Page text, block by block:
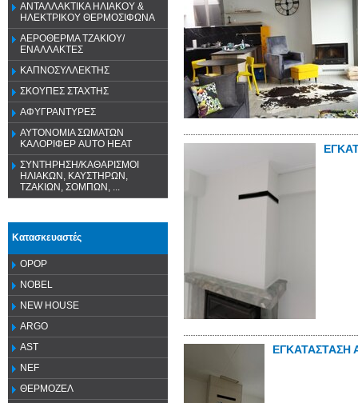
ΑΝΤΑΛΛΑΚΤΙΚΑ ΗΛΙΑΚΟΥ &
ΗΛΕΚΤΡΙΚΟΥ ΘΕΡΜΟΣΙΦΩΝΑ
ΑΕΡΟΘΕΡΜΑ ΤΖΑΚΙΟΥ/
ΕΝΑΛΛΑΚΤΕΣ
ΚΑΠΝΟΣΥΛΛΕΚΤΗΣ
ΣΚΟΥΠΕΣ ΣΤΑΧΤΗΣ
ΑΦΥΓΡΑΝΤΥΡΕΣ
ΑΥΤΟΝΟΜΙΑ ΣΩΜΑΤΩΝ
ΚΑΛΟΡΙΦΕΡ AUTO HEAT
ΣΥΝΤΗΡΗΣΗ/ΚΑΘΑΡΙΣΜΟΙ
ΗΛΙΑΚΩΝ, ΚΑΥΣΤΗΡΩΝ,
ΤΖΑΚΙΩΝ, ΣΟΜΠΩΝ, ...
Κατασκευαστές
OPOP
NOBEL
NEW HOUSE
ARGO
AST
NEF
ΘΕΡΜΟΖΕΛ